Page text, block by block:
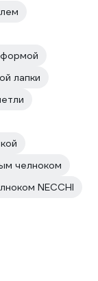
лапки
челноком
NECCHI